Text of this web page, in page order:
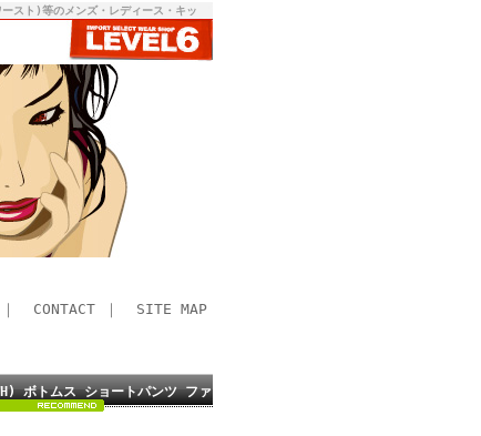
ト)等のメンズ・レディース・キッ
｜ CONTACT ｜ SITE MAP
ボトムス ショートパンツ ファ